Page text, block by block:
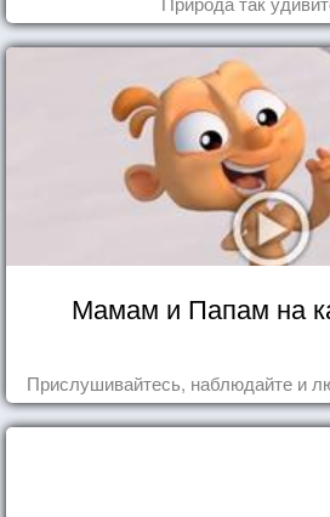
Мамам и Папам на
Прислушивайтесь, наблюдайте и